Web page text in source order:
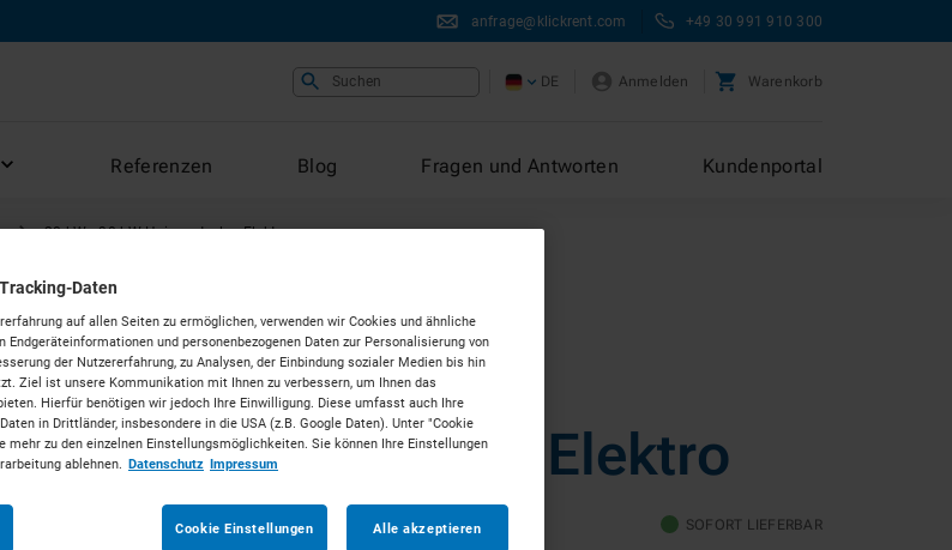
anfrage@klickrent.com +49 30 991 910 300
Suchen DE Anmelden Warenkorb
Referenzen Blog Fragen und Antworten Kundenportal
20 kW - 30 kW Heizzentralen Elektro
HEIZZENTRALEN
20 kW - 30 kW
Heizzentralen Elektro
ab 706 € pro Woche*Nettopreis SOFORT LIEFERBAR
Daten
auf allen Seiten zu ermöglichen, verwenden wir Cookies und ähnliche
Endgeräteinformationen und personenbezogenen Daten zur Personalisierung von
der Nutzererfahrung, zu Analysen, der Einbindung sozialer Medien bis hin
Ziel ist unsere Kommunikation mit Ihnen zu verbessern, um Ihnen das
Hierfür benötigen wir jedoch Ihre Einwilligung. Diese umfasst auch Ihre
in Drittländer, insbesondere in die USA (z.B. Google Daten). Unter "Cookie
mehr zu den einzelnen Einstellungsmöglichkeiten. Sie können Ihre Einstellungen
ablehnen. Datenschutz Impressum
Alle akzeptieren
Cookie Einstellungen